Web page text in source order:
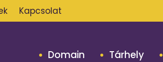
Kapcsolat
Domain Tárhely